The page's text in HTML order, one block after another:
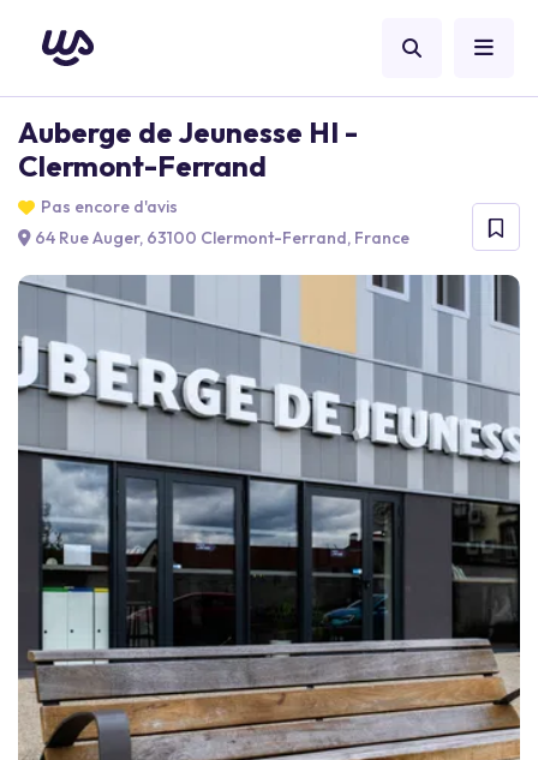
Auberge de Jeunesse HI -
Clermont-Ferrand
Pas encore d'avis
64 Rue Auger, 63100 Clermont-Ferrand, France